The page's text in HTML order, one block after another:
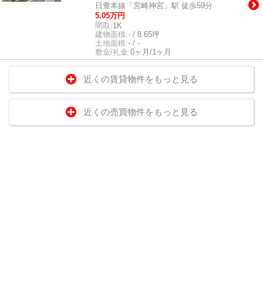
日豊本線「宮崎神宮」駅 徒歩59分
5.05万円
間取:1K
建物面積:- / 8.65坪
土地面積:- / -
敷金/礼金:0ヶ月/1ヶ月
近くの賃貸物件をもっと見る
近くの売買物件をもっと見る